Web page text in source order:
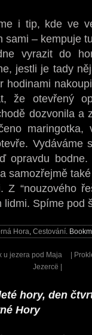
i tip, kde ve
sami – kempuje
vyrazit do
jestli je tady
hodinami
že otevřený
dozvonila a
Vydáváme
opravdu
samozřejmě
“nouzového
lidmi. Spíme pod
Hora Cestování .
u jezera pod Maja
Jezercë |
|
hory, den
Hory